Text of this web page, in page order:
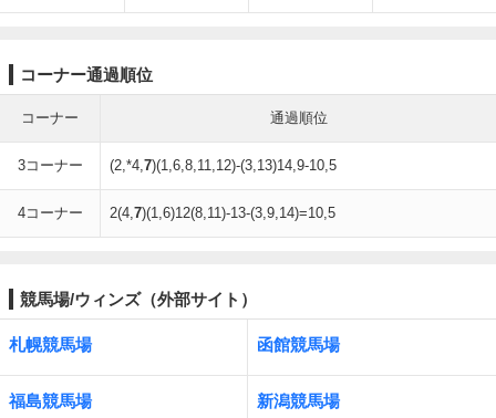
コーナー通過順位
コーナー 通過順位
3コーナー (2,*4,7)(1,6,8,11,12)-(3,13)14,9-10,5
4コーナー 2(4,7)(1,6)12(8,11)-13-(3,9,14)=10,5
競馬場/ウィンズ（外部サイト）
札幌競馬場 函館競馬場
福島競馬場 新潟競馬場